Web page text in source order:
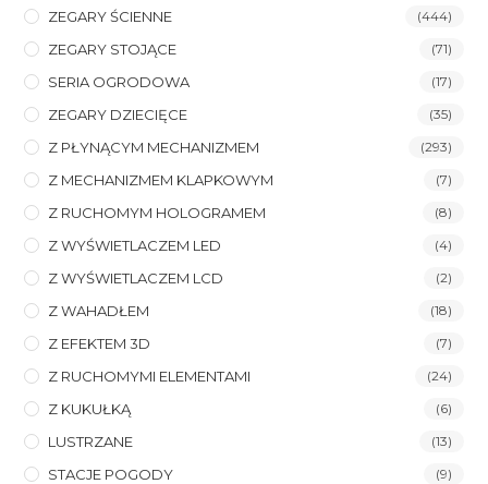
ZEGARY ŚCIENNE (444)
ZEGARY STOJĄCE (71)
SERIA OGRODOWA (17)
ZEGARY DZIECIĘCE (35)
Z PŁYNĄCYM MECHANIZMEM (293)
Z MECHANIZMEM KLAPKOWYM (7)
Z RUCHOMYM HOLOGRAMEM (8)
Z WYŚWIETLACZEM LED (4)
Z WYŚWIETLACZEM LCD (2)
Z WAHADŁEM (18)
Z EFEKTEM 3D (7)
Z RUCHOMYMI ELEMENTAMI (24)
Z KUKUŁKĄ (6)
LUSTRZANE (13)
STACJE POGODY (9)